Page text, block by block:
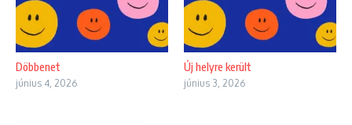
Döbbenet
június 4, 2026
Új helyre került
június 3, 2026